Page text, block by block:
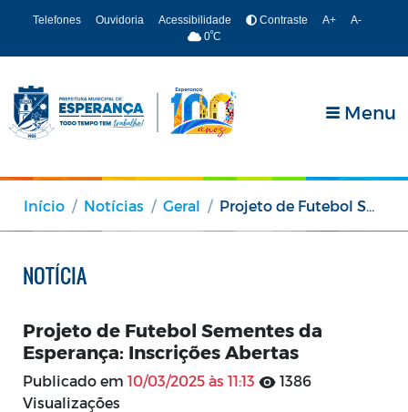
Telefones Ouvidoria Acessibilidade Contraste A+
A-
0ºC
Menu
Início Notícias Geral Projeto de Futebol Sementes da Esperança: Inscrições Abertas
NOTÍCIA
Projeto de Futebol Sementes da
Esperança: Inscrições Abertas
Publicado em 10/03/2025 às 11:13
1386
Visualizações